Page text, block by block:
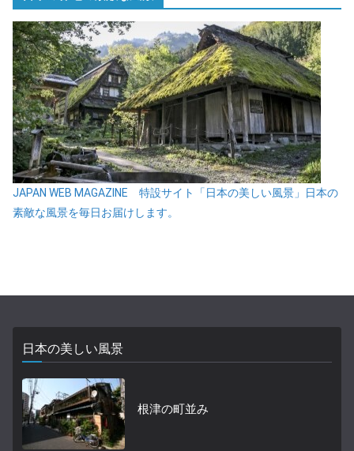
JAPAN WEB MAGAZINE 特設サイト「日本の美しい風景」日本の
素敵な風景を毎日お届けします。
日本の美しい風景
根津の町並み